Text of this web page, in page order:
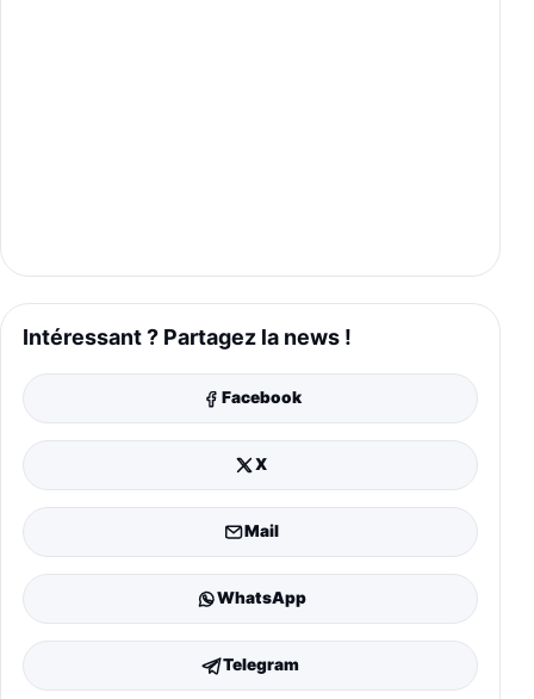
Intéressant ? Partagez la news !
Facebook
X
Mail
WhatsApp
Telegram